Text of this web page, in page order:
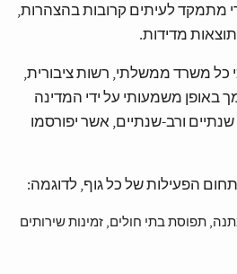
מתמקד לעיתים קרובות בהצהרות,
מדידות.
כל משרד ממשלתי, רשות ציבורית,
באופן משמעותי על ידי המדינה
שנתיים ורב-שנתיים, אשר יפורסמו
הפעילות של כל גוף, לדוגמה:
תפוסת בתי חולים, זמינות שירותים